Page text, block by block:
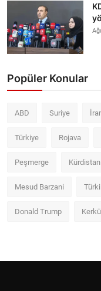
Popüler Konular
ABD Suriye
Türkiye Rojava
Peşmerge Kürdistan
Mesud Barzani
Donald Trump